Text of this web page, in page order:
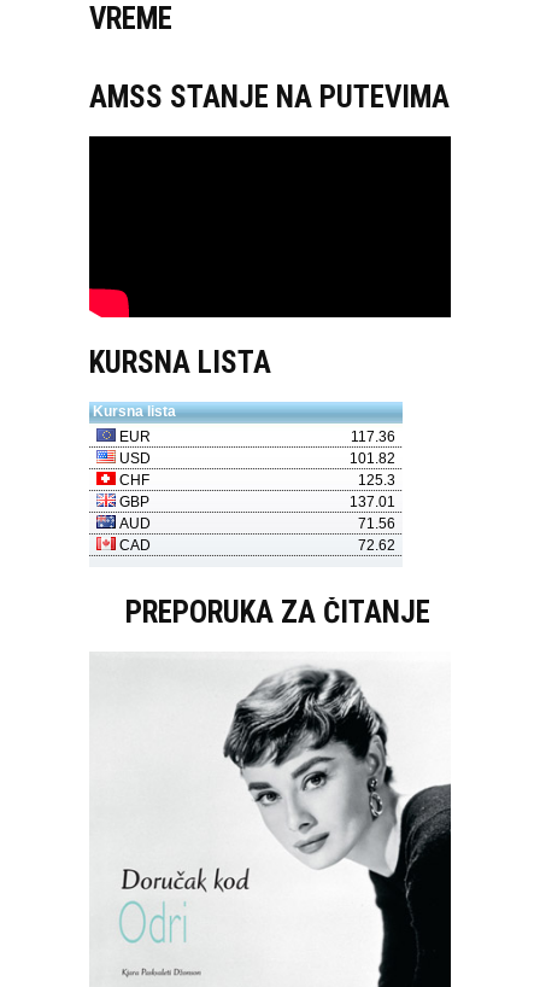
VREME
AMSS STANJE NA PUTEVIMA
KURSNA LISTA
PREPORUKA ZA ČITANJE